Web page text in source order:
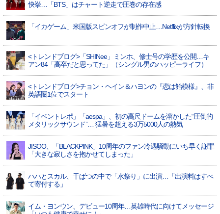
快挙…「BTS」はチャート逆走で圧巻の存在感
「イカゲーム」米国版スピンオフが制作中止…Netflixが方針転換
<トレンドブログ>「SHINee」ミンホ、修士号の学歴を公開…キ
アン84「高卒だと思ってた」（シングル男のハッピーライフ）
<トレンドブログ>チョン・ヘイン＆ハヨンの『恋は飴模様』、非
英語圏1位でスタート
「イベントレポ」「aespa」、初の高尺ドームを溶かした“圧倒的
メタリックサウンド”… 猛暑を超える3万5000人の熱気
JISOO、「BLACKPINK」10周年のファン冷遇騒動にいち早く謝罪
「大きな寂しさを抱かせてしまった」
ハハとスカル、干ばつの中で「水祭り」に出演…「出演料はすべ
て寄付する」
イム・ヨンウン、デビュー10周年…英雄時代に向けてメッセージ